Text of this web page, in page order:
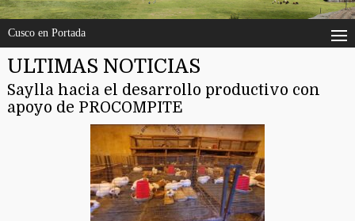
Cusco en Portada
ULTIMAS NOTICIAS
Saylla hacia el desarrollo productivo con
apoyo de PROCOMPITE